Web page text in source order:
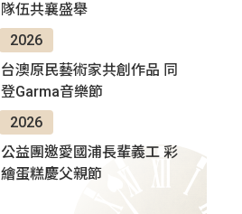
隊伍共襄盛舉
2026
台澳原民藝術家共創作品 同
登Garma音樂節
2026
公益團邀愛國浦長輩義工 彩
繪蛋糕慶父親節